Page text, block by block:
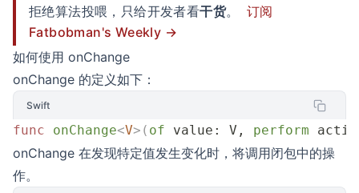
拒绝算法投喂，只给开发者看干货。
订阅
Fatbobman's Weekly →
如何使用 onChange
onChange 的定义如下：
Swift
func onChange<V>( of value : V, perform
onChange 在发现特定值发生变化时，将调用闭包中的操
作。